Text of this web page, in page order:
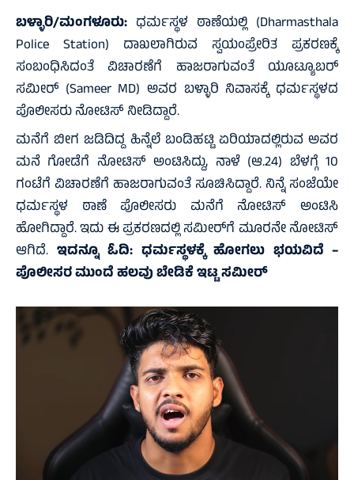
ಬಳ್ಳಾರಿ/ಮಂಗಳೂರು: ಧರ್ಮಸ್ಥಳ ಠಾಣೆಯಲ್ಲಿ (Dharmasthala
Police Station) ದಾಖಲಾಗಿರುವ ಸ್ವಯಂಪ್ರೇರಿತ ಪ್ರಕರಣಕ್ಕೆ
ಸಂಬಂಧಿಸಿದಂತೆ ವಿಚಾರಣೆಗೆ ಹಾಜರಾಗುವಂತೆ ಯೂಟ್ಯೂಬರ್‌
ಸಮೀರ್‌ (Sameer MD) ಅವರ ಬಳ್ಳಾರಿ ನಿವಾಸಕ್ಕೆ ಧರ್ಮಸ್ಥಳದ
ಪೊಲೀಸರು ನೋಟಿಸ್‌ ನೀಡಿದ್ದಾರೆ.
ಮನೆಗೆ ಬೀಗ ಜಡಿದಿದ್ದ ಹಿನ್ನೆಲೆ ಬಂಡಿಹಟ್ಟಿ ಏರಿಯಾದಲ್ಲಿರುವ ಅವರ
ಮನೆ ಗೋಡೆಗೆ ನೋಟಿಸ್‌ ಅಂಟಿಸಿದ್ದು, ನಾಳೆ (ಆ.24) ಬೆಳಗ್ಗೆ 10
ಗಂಟೆಗೆ ವಿಚಾರಣೆಗೆ ಹಾಜರಾಗುವಂತೆ ಸೂಚಿಸಿದ್ದಾರೆ. ನಿನ್ನೆ ಸಂಜೆಯೇ
ಧರ್ಮಸ್ಥಳ ಠಾಣೆ ಪೊಲೀಸರು ಮನೆಗೆ ನೋಟಿಸ್‌ ಅಂಟಿಸಿ
ಹೋಗಿದ್ದಾರೆ. ಇದು ಈ ಪ್ರಕರಣದಲ್ಲಿ ಸಮೀರ್‌ಗೆ ಮೂರನೇ ನೋಟಿಸ್‌
ಆಗಿದೆ. ಇದನ್ನೂ ಓದಿ: ಧರ್ಮಸ್ಥಳಕ್ಕೆ ಹೋಗಲು ಭಯವಿದೆ –
ಪೊಲೀಸರ ಮುಂದೆ ಹಲವು ಬೇಡಿಕೆ ಇಟ್ಟ ಸಮೀರ್‌